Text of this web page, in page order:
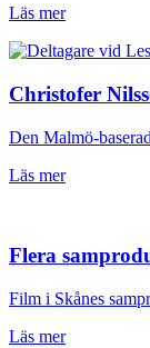
Läs mer
Christofer
Den Malmö-
Läs mer
Flera
Film i Skånes
Läs mer